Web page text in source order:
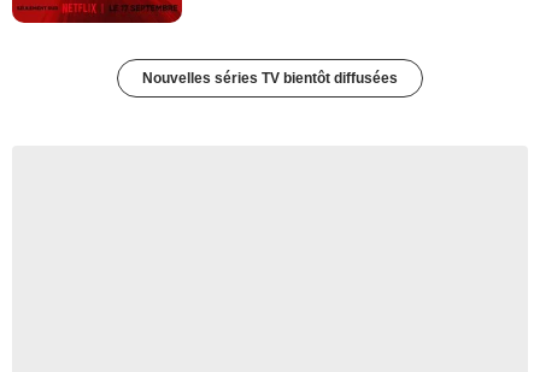
Nouvelles séries TV bientôt diffusées